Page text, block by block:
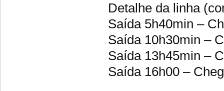
Detalhe da linha
Saída 5h40min –
Saída 10h30min –
Saída 13h45min –
Saída 16h00 –